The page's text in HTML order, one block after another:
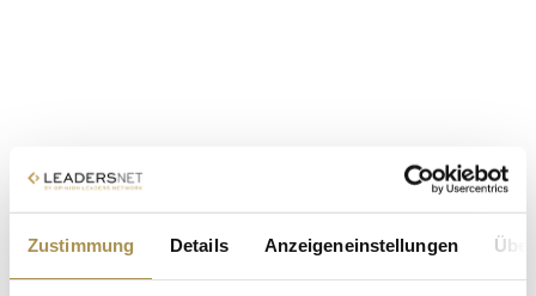
Zustimmung Details Anzeigeneinstellungen